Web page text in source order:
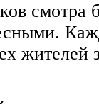
смотра
жителей